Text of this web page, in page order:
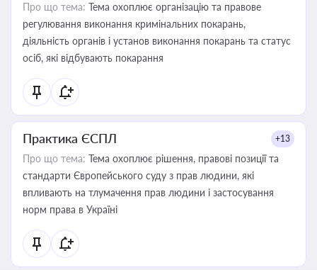
Про що тема: Тема охоплює організацію та правове
регулювання виконання кримінальних покарань,
діяльність органів і установ виконання покарань та статус
осіб, які відбувають покарання
Практика ЄСПЛ +13
Про що тема: Тема охоплює рішення, правові позиції та
стандарти Європейського суду з прав людини, які
впливають на тлумачення прав людини і застосування
норм права в Україні